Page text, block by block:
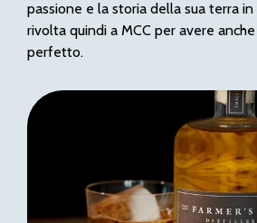
passione e la storia della sua terra
rivolta quindi a MCC per avere
perfetto.